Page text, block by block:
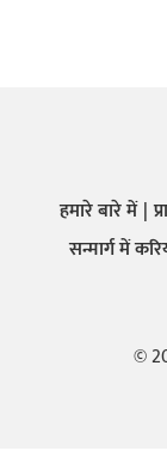
हमारे बारे में
सन्मार्ग में
©